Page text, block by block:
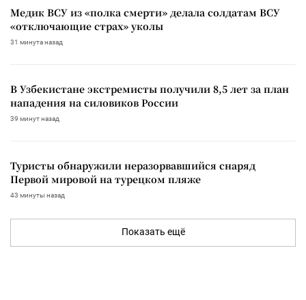
Медик ВСУ из «полка смерти» делала солдатам ВСУ
«отключающие страх» уколы
31 минута назад
В Узбекистане экстремисты получили 8,5 лет за план
нападения на силовиков России
39 минут назад
Туристы обнаружили неразорвавшийся снаряд
Первой мировой на турецком пляже
43 минуты назад
Показать ещё